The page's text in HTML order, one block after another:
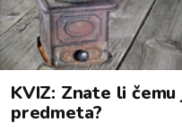
KVIZ: Znate li
predmeta?